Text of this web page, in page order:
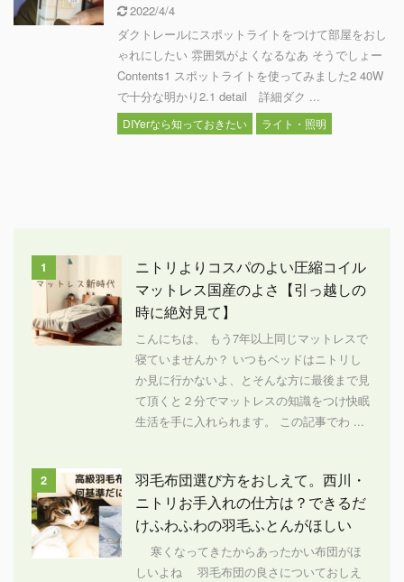
2022/4/4
ダクトレールにスポットライトをつけて部屋をおし
ゃれにしたい 雰囲気がよくなるなあ そうでしょー
Contents1 スポットライトを使ってみました2 40W
で十分な明かり2.1 detail 詳細ダク ...
DIYerなら知っておきたい ライト・照明
1
ニトリよりコスパのよい圧縮コイル
マットレス国産のよさ【引っ越しの
時に絶対見て】
こんにちは、 もう7年以上同じマットレスで
寝ていませんか？ いつもベッドはニトリし
か見に行かないよ、とそんな方に最後まで見
て頂くと２分でマットレスの知識をつけ快眠
生活を手に入れられます。 この記事でわ ...
2
羽毛布団選び方をおしえて。西川・
ニトリお手入れの仕方は？できるだ
けふわふわの羽毛ふとんがほしい
寒くなってきたからあったかい布団がほ
しいよね 羽毛布団の良さについておしえ